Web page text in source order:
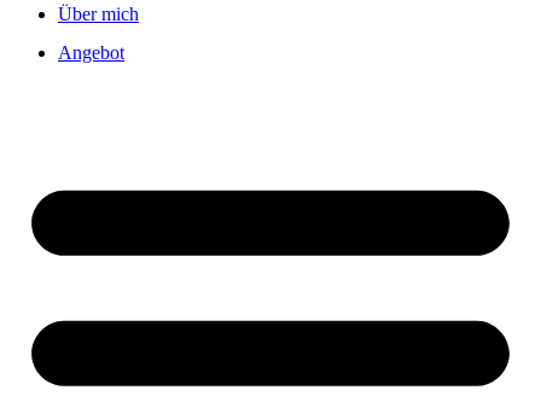
Über mich
Angebot